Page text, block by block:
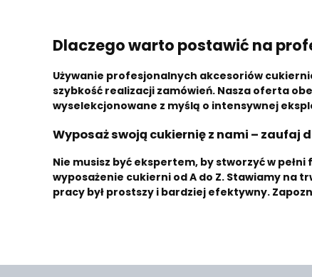
Dlaczego warto postawić na
Używanie profesjonalnych akcesoriów
szybkość realizacji zamówień. Nasza oferta
wyselekcjonowane z myślą o intensywnej
Wyposaż swoją cukiernię z nami – zaufaj
Nie musisz być ekspertem, by stworzyć w
wyposażenie cukierni od A do Z. Stawiamy na
pracy był prostszy i bardziej efektywny.